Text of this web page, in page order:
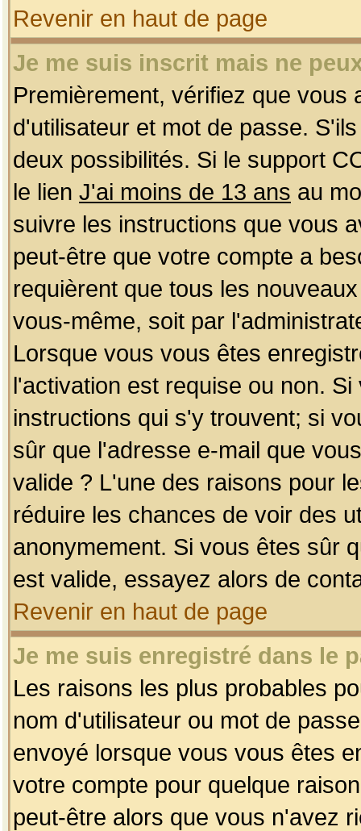
Revenir en haut de page
Je me suis inscrit mais ne
Premièrement, vérifiez que
d'utilisateur et mot de passe.
deux possibilités. Si le support
le lien J'ai moins de 13 ans au
suivre les instructions que vous
peut-être que votre compte a
requièrent que tous les
vous-même, soit par
Lorsque vous vous êtes
l'activation est requise ou non.
instructions qui s'y trouvent; si
sûr que l'adresse e-mail que
valide ? L'une des raisons pour
réduire les chances de voir des
anonymement. Si vous êtes sûr
est valide, essayez alors de
Revenir en haut de page
Je me suis enregistré dans le
Les raisons les plus probables
nom d'utilisateur ou mot de
envoyé lorsque vous vous êtes
votre compte pour quelque
peut-être alors que vous n'avez